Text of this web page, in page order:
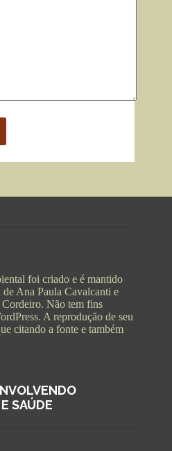
foi criado e é mantido
Ana Paula Cavalcanti e
Não tem fins
A reprodução de seu
citando a fonte e também
SAÚDE